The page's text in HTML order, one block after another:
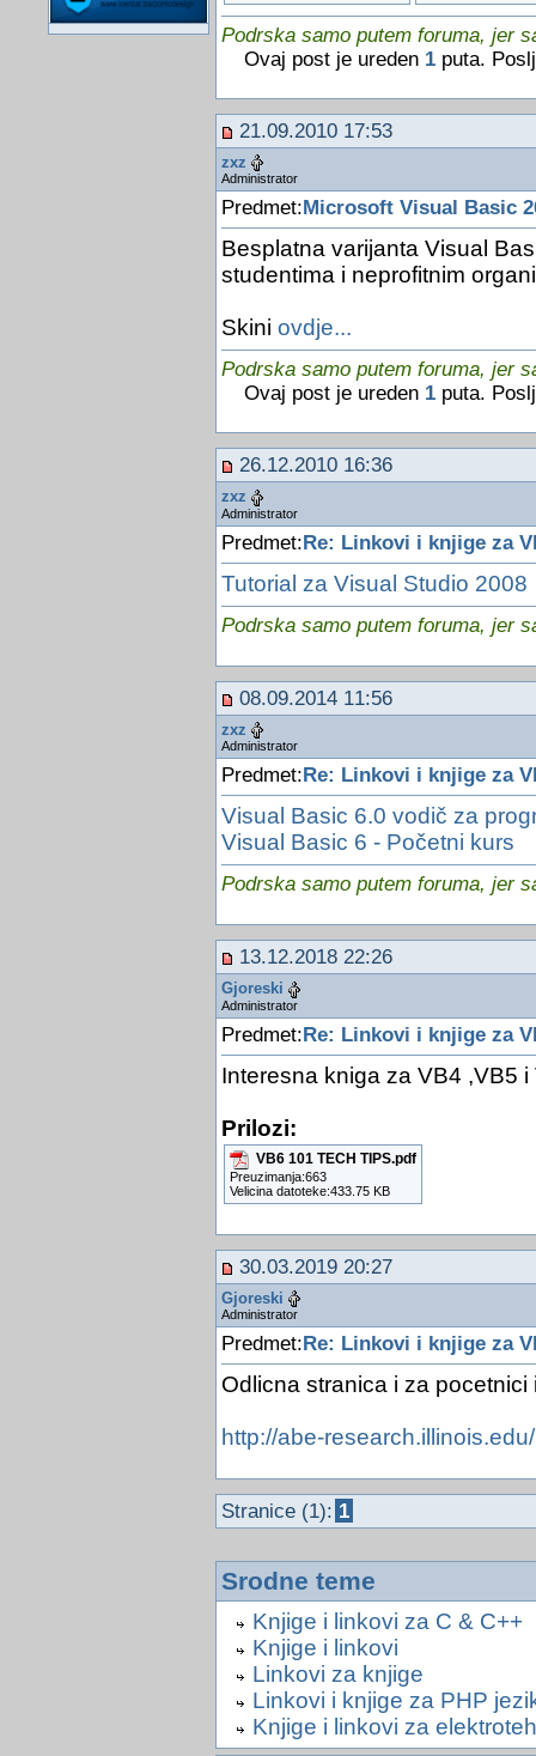
Podrska samo putem foruma, jer
Ovaj post je ureden 1puta.
21.09.2010 17:53
zxz
Administrator
Predmet: Microsoft Visual Basic
Besplatna varijanta Visual
studentima i neprofitnim
Skini ovdje...
Podrska samo putem foruma, jer
Ovaj post je ureden 1puta.
26.12.2010 16:36
zxz
Administrator
Predmet:Re: Linkovi i knjige za
Tutorial za Visual Studio 2008
Podrska samo putem foruma, jer
08.09.2014 11:56
zxz
Administrator
Predmet: Re: Linkovi i knjige za
Visual Basic 6.0 vodič za
Visual Basic 6 - Početni kurs
Podrska samo putem foruma, jer
13.12.2018 22:26
Gjoreski
Administrator
Predmet:Re: Linkovi i knjige za
Interesna kniga za VB4 ,VB5 i
Prilozi:
VB6 101 TECH TIPS.pdf
Preuzimanja:663
Velicina datoteke:433.75 KB
30.03.2019 20:27
Gjoreski
Administrator
Predmet: Re: Linkovi i knjige za
Odlicna stranica i za pocetnici
http://abe-
Stranice (1): 1
Srodne teme
Knjige i linkovi za C & C++
Knjige i linkovi
Linkovi za knjige
Linkovi i knjige za PHP
Knjige i linkovi za